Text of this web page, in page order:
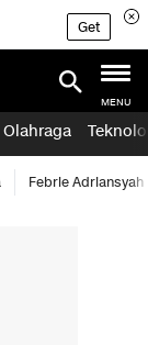
Get
MENU
Olahraga
Febrie Adriansyah